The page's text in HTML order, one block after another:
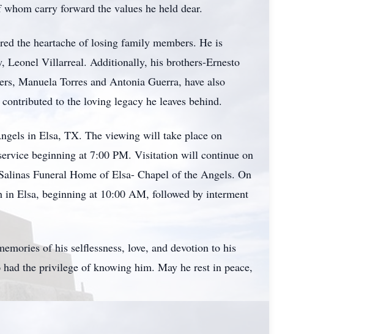
carry forward the values he held dear.
the heartache of losing family members. He is
Leonel Villarreal. Additionally, his brothers-Ernesto
Manuela Torres and Antonia Guerra, have also
to the loving legacy he leaves behind.
in Elsa, TX. The viewing will take place on
beginning at 7:00 PM. Visitation will continue on
Funeral Home of Elsa- Chapel of the Angels. On
Elsa, beginning at 10:00 AM, followed by interment
of his selflessness, love, and devotion to his
the privilege of knowing him. May he rest in peace,